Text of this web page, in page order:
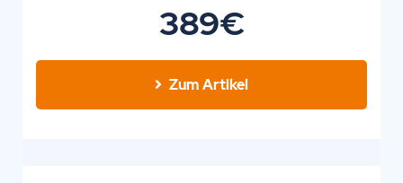
389€
Zum Artikel